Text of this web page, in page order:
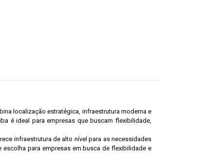
localização estratégica, infraestrutura moderna e
é ideal para empresas que buscam flexibilidade,
infraestrutura de alto nível para as necessidades
para empresas em busca de flexibilidade e